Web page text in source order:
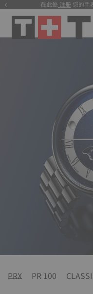
在此处 注册 您的手
PRX PR 100